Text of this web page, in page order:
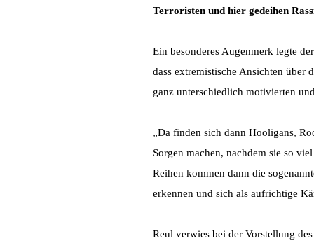
Terroristen und hier gedeihen
Ein besonderes Augenmerk legte
dass extremistische Ansichten über
ganz unterschiedlich motivierten
„Da finden sich dann Hooligans,
Sorgen machen, nachdem sie so
Reihen kommen dann die
erkennen und sich als aufrichtige
Reul verwies bei der Vorstellung